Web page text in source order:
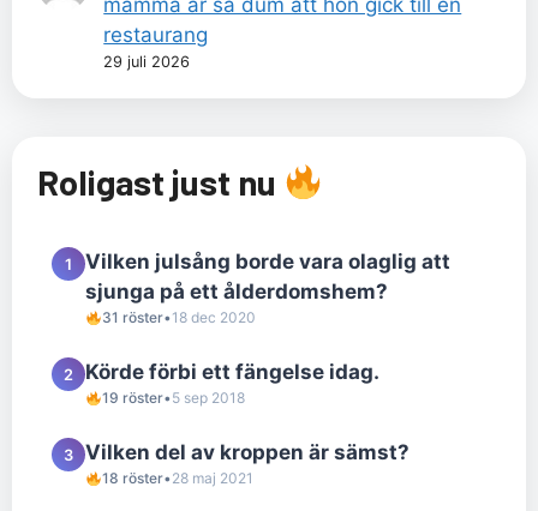
restaurang
29 juli 2026
Roligast just nu
1
Vilken julsång borde vara olaglig att
sjunga på ett ålderdomshem?
31 röster•18 dec 2020
2 Körde förbi ett fängelse idag.
19 röster•5 sep 2018
3 Vilken del av kroppen är sämst?
18 röster•28 maj 2021